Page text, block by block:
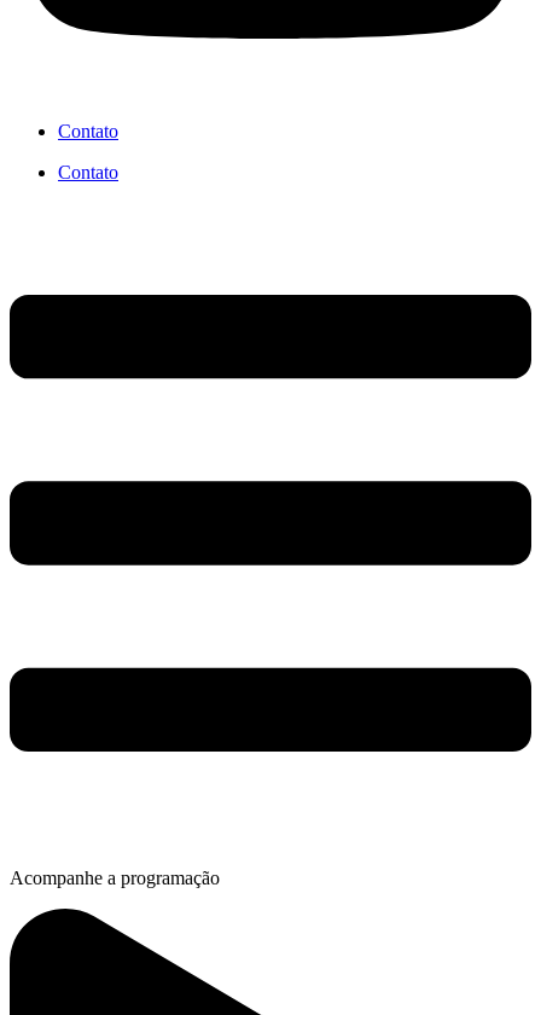
Contato
Contato
Acompanhe a programação